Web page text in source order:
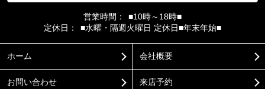
営業時間：
■10時～18時■
定休日：
■水曜・隔週火曜日 定休日■年末年始■
ホーム 会社概要
お問い合わせ 来店予約